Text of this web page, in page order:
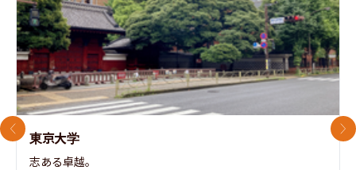
東京大学
志ある卓越。
前のスライド 次